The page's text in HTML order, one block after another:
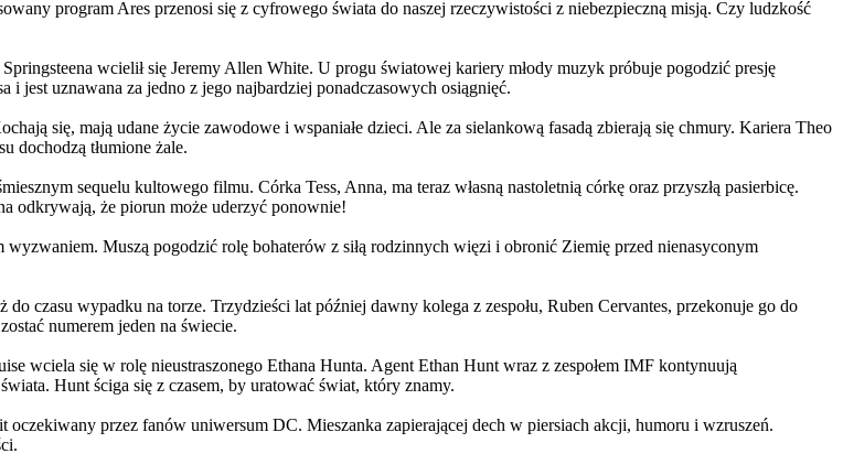
program Ares przenosi się z cyfrowego świata do naszej rzeczywistości z niebezpieczną misją. Czy ludzkość
wcielił się Jeremy Allen White. U progu światowej kariery młody muzyk próbuje pogodzić presję
i jest uznawana za jedno z jego najbardziej ponadczasowych osiągnięć.
się, mają udane życie zawodowe i wspaniałe dzieci. Ale za sielankową fasadą zbierają się chmury. Kariera Theo
dochodzą tłumione żale.
sequelu kultowego filmu. Córka Tess, Anna, ma teraz własną nastoletnią córkę oraz przyszłą pasierbicę.
odkrywają, że piorun może uderzyć ponownie!
Muszą pogodzić rolę bohaterów z siłą rodzinnych więzi i obronić Ziemię przed nienasyconym
czasu wypadku na torze. Trzydzieści lat później dawny kolega z zespołu, Ruben Cervantes, przekonuje go do
numerem jeden na świecie.
wciela się w rolę nieustraszonego Ethana Hunta. Agent Ethan Hunt wraz z zespołem IMF kontynuują
Hunt ściga się z czasem, by uratować świat, który znamy.
przez fanów uniwersum DC. Mieszanka zapierającej dech w piersiach akcji, humoru i wzruszeń.